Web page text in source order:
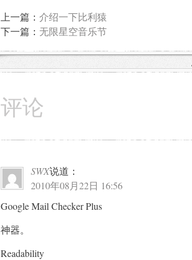
上一篇： 介绍一下比利猿
下一篇： 无限星空音乐节
评论
SWX说道：
2010年08月22日 16:56
Google Mail Checker Plus
神器。
Readability